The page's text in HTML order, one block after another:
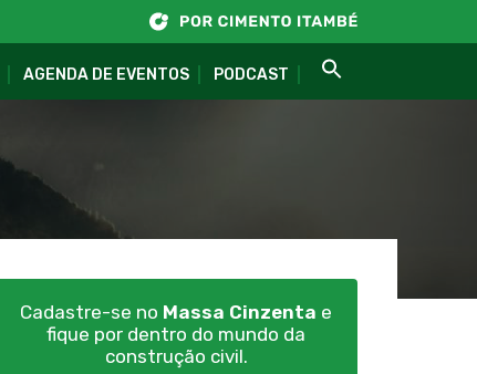
AGENDA DE EVENTOS PODCAST
Cadastre-se no Massa Cinzenta e
fique por dentro do mundo da
construção civil.